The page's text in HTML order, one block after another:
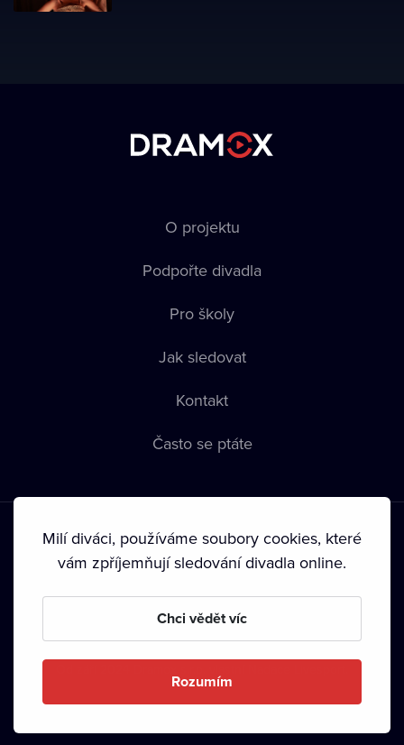
O projektu
Podpořte divadla
Pro školy
Jak sledovat
Kontakt
Často se ptáte
Podmínky používání • Ochrana soukromí • Zásady používání
• Autorská práva•
Milí diváci, používáme soubory cookies, které
vám zpříjemňují sledování divadla online.
Chci vědět víc
Rozumím